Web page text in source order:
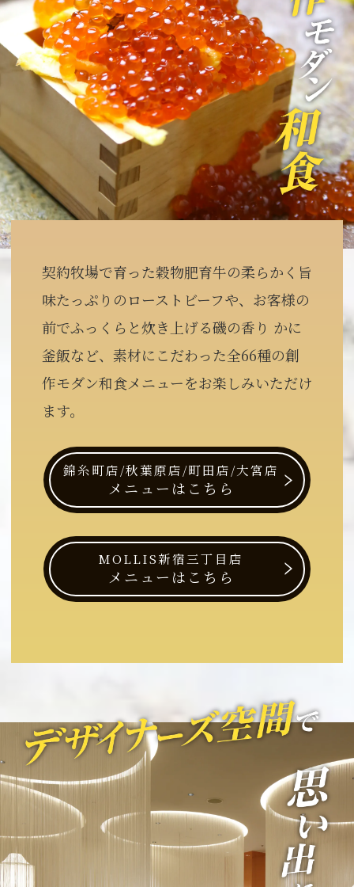
契約牧場で育った穀物肥育牛の柔らかく旨
味たっぷりのローストビーフや、お客様の
前でふっくらと炊き上げる磯の香り かに
釜飯など、素材にこだわった全66種の創
作モダン和食メニューをお楽しみいただけ
ます。
錦糸町店/秋葉原店/町田店/大宮店
メニューはこちら
MOLLIS新宿三丁目店
メニューはこちら